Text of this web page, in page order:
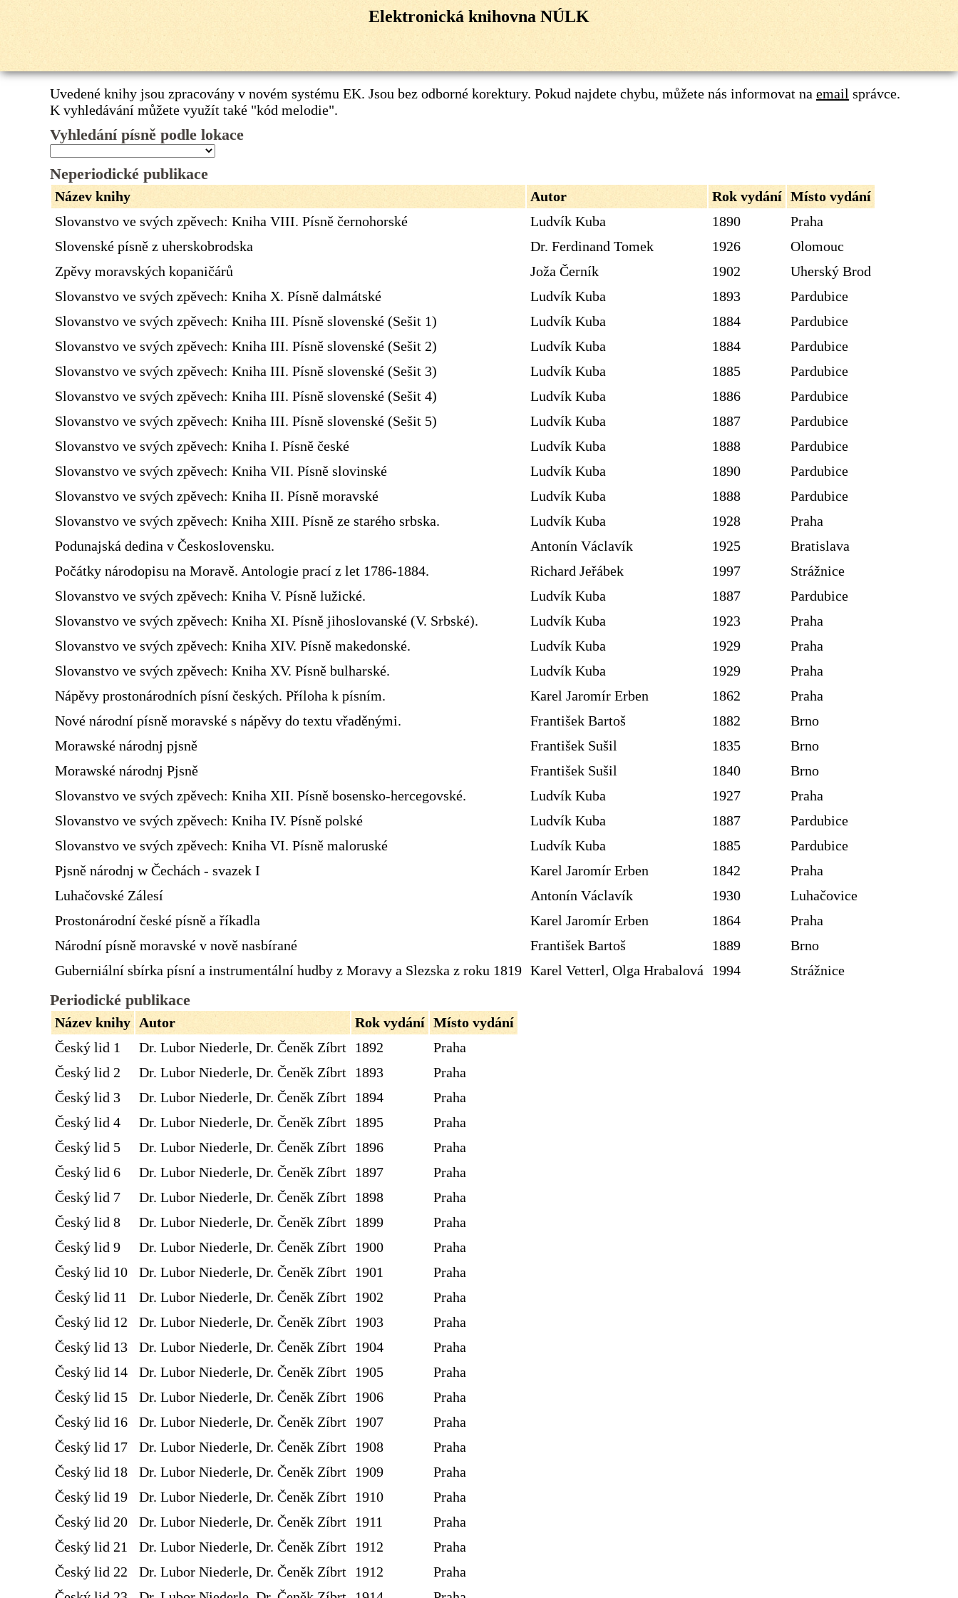
Elektronická knihovna NÚLK
Uvedené knihy jsou zpracovány v novém systému EK. Jsou bez odborné korektury. Pokud najdete chybu, můžete nás informovat na email správce.
K vyhledávání můžete využít také "kód melodie".
Vyhledání písně podle lokace
Neperiodické publikace
Název knihy Autor Rok vydání Místo vydání
Slovanstvo ve svých zpěvech: Kniha VIII. Písně černohorské
Ludvík Kuba 1890
Praha
Slovenské písně z uherskobrodska
Dr. Ferdinand Tomek 1926
Olomouc
Zpěvy moravských kopaničárů
Joža Černík 1902
Uherský Brod
Slovanstvo ve svých zpěvech: Kniha X. Písně dalmátské
Ludvík Kuba 1893
Pardubice
Slovanstvo ve svých zpěvech: Kniha III. Písně slovenské (Sešit 1)
Ludvík Kuba 1884
Pardubice
Slovanstvo ve svých zpěvech: Kniha III. Písně slovenské (Sešit 2)
Ludvík Kuba 1884
Pardubice
Slovanstvo ve svých zpěvech: Kniha III. Písně slovenské (Sešit 3)
Ludvík Kuba 1885
Pardubice
Slovanstvo ve svých zpěvech: Kniha III. Písně slovenské (Sešit 4)
Ludvík Kuba 1886
Pardubice
Slovanstvo ve svých zpěvech: Kniha III. Písně slovenské (Sešit 5)
Ludvík Kuba 1887
Pardubice
Slovanstvo ve svých zpěvech: Kniha I. Písně české
Ludvík Kuba 1888
Pardubice
Slovanstvo ve svých zpěvech: Kniha VII. Písně slovinské
Ludvík Kuba 1890
Pardubice
Slovanstvo ve svých zpěvech: Kniha II. Písně moravské
Ludvík Kuba 1888
Pardubice
Slovanstvo ve svých zpěvech: Kniha XIII. Písně ze starého srbska.
Ludvík Kuba 1928
Praha
Podunajská dedina v Československu.
Antonín Václavík 1925
Bratislava
Počátky národopisu na Moravě. Antologie prací z let 1786-1884.
Richard Jeřábek 1997
Strážnice
Slovanstvo ve svých zpěvech: Kniha V. Písně lužické.
Ludvík Kuba 1887
Pardubice
Slovanstvo ve svých zpěvech: Kniha XI. Písně jihoslovanské (V. Srbské).
Ludvík Kuba 1923
Praha
Slovanstvo ve svých zpěvech: Kniha XIV. Písně makedonské.
Ludvík Kuba 1929
Praha
Slovanstvo ve svých zpěvech: Kniha XV. Písně bulharské.
Ludvík Kuba 1929
Praha
Nápěvy prostonárodních písní českých. Příloha k písním.
Karel Jaromír Erben 1862
Praha
Nové národní písně moravské s nápěvy do textu vřaděnými.
František Bartoš 1882
Brno
Morawské národnj pjsně
František Sušil 1835
Brno
Morawské národnj Pjsně
František Sušil 1840
Brno
Slovanstvo ve svých zpěvech: Kniha XII. Písně bosensko-hercegovské.
Ludvík Kuba 1927
Praha
Slovanstvo ve svých zpěvech: Kniha IV. Písně polské
Ludvík Kuba 1887
Pardubice
Slovanstvo ve svých zpěvech: Kniha VI. Písně maloruské
Ludvík Kuba 1885
Pardubice
Pjsně národnj w Čechách - svazek I
Karel Jaromír Erben 1842
Praha
Luhačovské Zálesí
Antonín Václavík 1930
Luhačovice
Prostonárodní české písně a říkadla
Karel Jaromír Erben 1864
Praha
Národní písně moravské v nově nasbírané
František Bartoš 1889
Brno
Guberniální sbírka písní a instrumentální hudby z Moravy a Slezska z roku 1819 Karel Vetterl, Olga Hrabalová 1994 Strážnice
Periodické publikace
Název knihy Autor Rok vydání Místo vydání
Český lid 1
Dr. Lubor Niederle, Dr. Čeněk Zíbrt 1892
Praha
Český lid 2
Dr. Lubor Niederle, Dr. Čeněk Zíbrt 1893
Praha
Český lid 3
Dr. Lubor Niederle, Dr. Čeněk Zíbrt 1894
Praha
Český lid 4
Dr. Lubor Niederle, Dr. Čeněk Zíbrt 1895
Praha
Český lid 5
Dr. Lubor Niederle, Dr. Čeněk Zíbrt 1896
Praha
Český lid 6
Dr. Lubor Niederle, Dr. Čeněk Zíbrt 1897
Praha
Český lid 7
Dr. Lubor Niederle, Dr. Čeněk Zíbrt 1898
Praha
Český lid 8
Dr. Lubor Niederle, Dr. Čeněk Zíbrt 1899
Praha
Český lid 9
Dr. Lubor Niederle, Dr. Čeněk Zíbrt 1900
Praha
Český lid 10
Dr. Lubor Niederle, Dr. Čeněk Zíbrt 1901
Praha
Český lid 11
Dr. Lubor Niederle, Dr. Čeněk Zíbrt 1902
Praha
Český lid 12
Dr. Lubor Niederle, Dr. Čeněk Zíbrt 1903
Praha
Český lid 13
Dr. Lubor Niederle, Dr. Čeněk Zíbrt 1904
Praha
Český lid 14
Dr. Lubor Niederle, Dr. Čeněk Zíbrt 1905
Praha
Český lid 15
Dr. Lubor Niederle, Dr. Čeněk Zíbrt 1906
Praha
Český lid 16
Dr. Lubor Niederle, Dr. Čeněk Zíbrt 1907
Praha
Český lid 17
Dr. Lubor Niederle, Dr. Čeněk Zíbrt 1908
Praha
Český lid 18
Dr. Lubor Niederle, Dr. Čeněk Zíbrt 1909
Praha
Český lid 19
Dr. Lubor Niederle, Dr. Čeněk Zíbrt 1910
Praha
Český lid 20
Dr. Lubor Niederle, Dr. Čeněk Zíbrt 1911
Praha
Český lid 21
Dr. Lubor Niederle, Dr. Čeněk Zíbrt 1912
Praha
Český lid 22
Dr. Lubor Niederle, Dr. Čeněk Zíbrt 1912
Praha